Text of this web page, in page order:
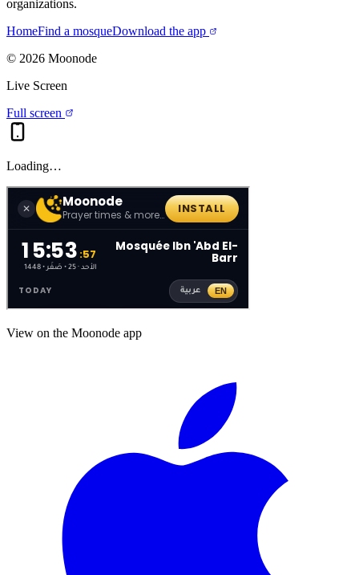
organizations.
HomeFind a mosqueDownload the app
© 2026 Moonode
Live Screen
Full screen
Loading…
View on the Moonode app